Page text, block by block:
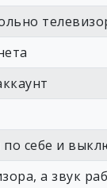
себе и
а звук